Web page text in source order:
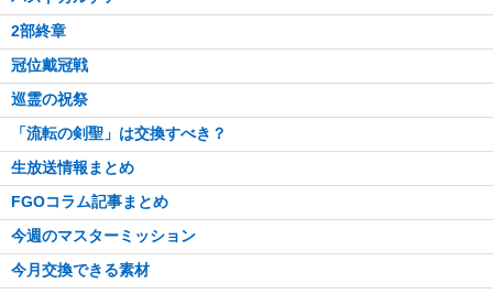
2部終章
冠位戴冠戦
巡霊の祝祭
「流転の剣聖」は交換すべき？
生放送情報まとめ
FGOコラム記事まとめ
今週のマスターミッション
今月交換できる素材